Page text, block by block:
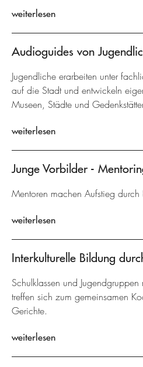
weiterlesen
Audioguides von
Jugendliche erarbeiten unter
auf die Stadt und entwickeln
Museen, Städte und
weiterlesen
Junge Vorbilder -
Mentoren machen Aufstieg durch
weiterlesen
Interkulturelle Bildung
Schulklassen und
treffen sich zum gemeinsamen
Gerichte.
weiterlesen